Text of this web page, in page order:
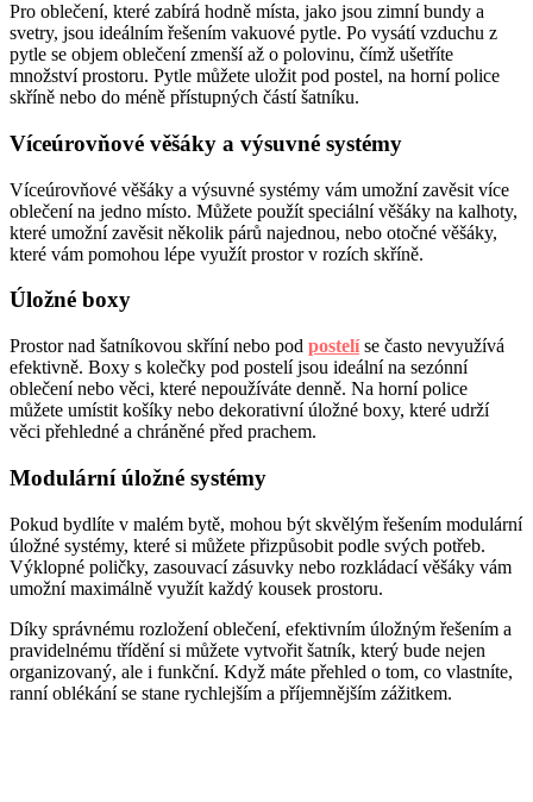
Pro oblečení, které zabírá hodně místa, jako jsou zimní bundy a
svetry, jsou ideálním řešením vakuové pytle. Po vysátí vzduchu z
pytle se objem oblečení zmenší až o polovinu, čímž ušetříte
množství prostoru. Pytle můžete uložit pod postel, na horní police
skříně nebo do méně přístupných částí šatníku.
Víceúrovňové věšáky a výsuvné systémy
Víceúrovňové věšáky a výsuvné systémy vám umožní zavěsit více
oblečení na jedno místo. Můžete použít speciální věšáky na kalhoty,
které umožní zavěsit několik párů najednou, nebo otočné věšáky,
které vám pomohou lépe využít prostor v rozích skříně.
Úložné boxy
Prostor nad šatníkovou skříní nebo pod postelíse často nevyužívá
efektivně. Boxy s kolečky pod postelí jsou ideální na sezónní
oblečení nebo věci, které nepoužíváte denně. Na horní police
můžete umístit košíky nebo dekorativní úložné boxy, které udrží
věci přehledné a chráněné před prachem.
Modulární úložné systémy
Pokud bydlíte v malém bytě, mohou být skvělým řešením modulární
úložné systémy, které si můžete přizpůsobit podle svých potřeb.
Výklopné poličky, zasouvací zásuvky nebo rozkládací věšáky vám
umožní maximálně využít každý kousek prostoru.
Díky správnému rozložení oblečení, efektivním úložným řešením a
pravidelnému třídění si můžete vytvořit šatník, který bude nejen
organizovaný, ale i funkční. Když máte přehled o tom, co vlastníte,
ranní oblékání se stane rychlejším a příjemnějším zážitkem.